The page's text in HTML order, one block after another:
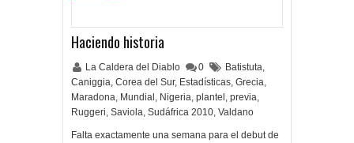
Haciendo historia
La Caldera del Diablo 0 Batistuta,
Caniggia, Corea del Sur, Estadísticas, Grecia,
Maradona, Mundial , Nigeria, plantel , previa,
Ruggeri, Saviola, Sudáfrica 2010, Valdano
Falta exactamente una semana para el debut de